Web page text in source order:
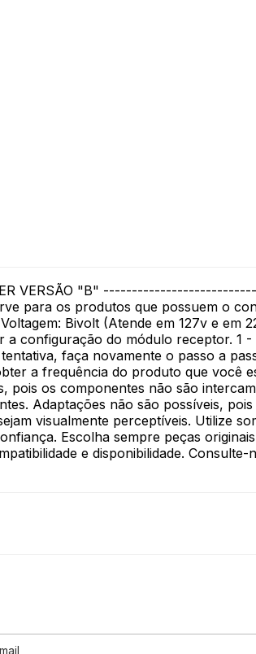
VERSÃO "B"
para os produtos que possuem o
Bivolt (Atende em 127v e em
a configuração do módulo receptor. 1 -
faça novamente o passo a
a frequência do produto que você
pois os componentes não são
Adaptações não são possíveis, pois
visualmente perceptíveis. Utilize
Escolha sempre peças
e disponibilidade. Consulte-